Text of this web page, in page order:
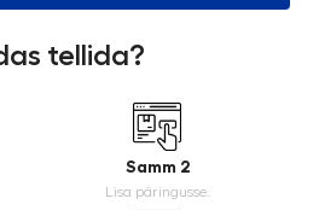
tellida?
Samm 2
Lisa päringusse.